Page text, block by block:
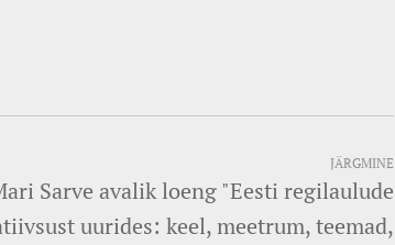
JÄRGMINE
Sarve avalik loeng "Eesti regilaulude
uurides: keel, meetrum, teemad,